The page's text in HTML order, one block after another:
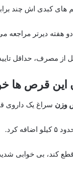
های کبدی اش چند
هفته دیرتر
از مصرف، حداقل
این قرص ها
وزن سراغ یک داروی
کرد.
کند، بی خوابی